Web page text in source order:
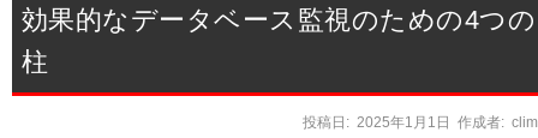
効果的なデータベース監視のための4つの
柱
投稿日: 2025年1月1日 作成者: